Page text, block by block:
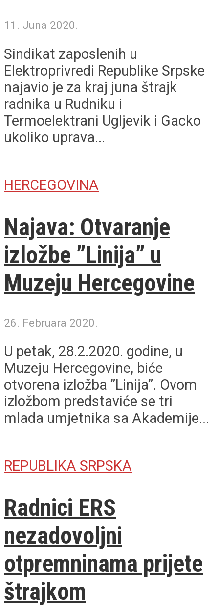
11. Juna 2020.
Sindikat zaposlenih u
Elektroprivredi Republike Srpske
najavio je za kraj juna štrajk
radnika u Rudniku i
Termoelektrani Ugljevik i Gacko
ukoliko uprava...
HERCEGOVINA
Najava: Otvaranje
izložbe ”Linija” u
Muzeju Hercegovine
26. Februara 2020.
U petak, 28.2.2020. godine, u
Muzeju Hercegovine, biće
otvorena izložba ”Linija”. Ovom
izložbom predstaviće se tri
mlada umjetnika sa Akademije...
REPUBLIKA SRPSKA
Radnici ERS
nezadovoljni
otpremninama prijete
štrajkom